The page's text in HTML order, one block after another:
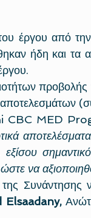
έργου από
ήδη και
προβολής
CBC MED
εξίσου
να
της
Elsaadany,